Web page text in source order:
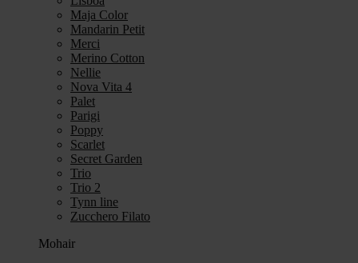
Maja Color
Mandarin Petit
Merci
Merino Cotton
Nellie
Nova Vita 4
Palet
Parigi
Poppy
Scarlet
Secret Garden
Trio
Trio 2
Tynn line
Zucchero Filato
Mohair